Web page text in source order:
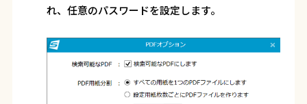
れ、任意のパスワードを設定します。